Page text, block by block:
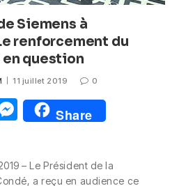
Siemens à
renforcement du
en question
11 juillet 2019 0
M
e
e
Share
– Le Président de la
a reçu en audience ce